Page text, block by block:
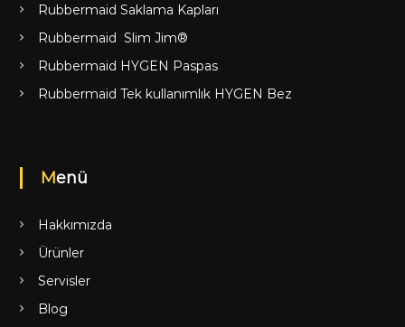
Rubbermaid Saklama Kapları
Rubbermaid Slim Jim®
Rubbermaid HYGEN Paspas
Rubbermaid Tek kullanımlık HYGEN Bez
Menü
Hakkımızda
Ürünler
Servisler
Blog